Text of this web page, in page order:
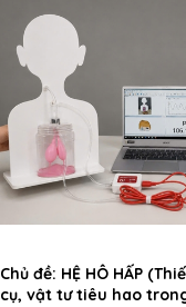
Chủ đề: HỆ HÔ HẤP
cụ, vật tư tiêu hao